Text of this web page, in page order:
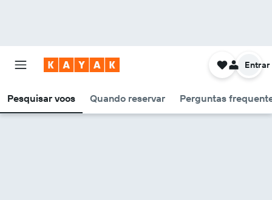
Pesquisar voos Quando reservar Perguntas
Entrar